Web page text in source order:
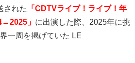
された
「CDTVライブ！ライブ！年
」 に出演した際、 2025年に挑
一周を掲げていた LE